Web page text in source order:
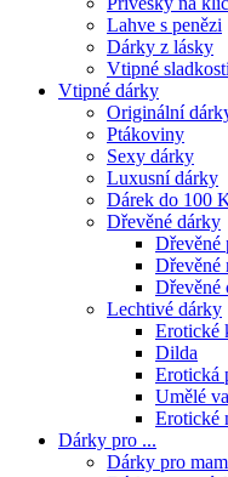
Lahve s penězi
Dárky z lásky
Vtipné sladkosti
Vtipné dárky
Originální
Ptákoviny
Sexy dárky
Luxusní dárky
Dárek do 100
Dřevěné dárky
Dřevěné
Dřevěné
Dřevěné
Lechtivé dárky
Erotické
Dilda
Erotická
Umělé
Erotické
Dárky pro ...
Dárky pro